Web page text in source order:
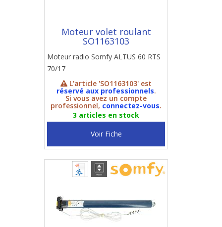
Moteur volet roulant
SO1163103
Moteur radio Somfy ALTUS 60 RTS
70/17
L'article 'SO1163103' est
réservé aux professionnels.
Si vous avez un compte
professionnel, connectez-vous.
3 articles en stock
Voir Fiche